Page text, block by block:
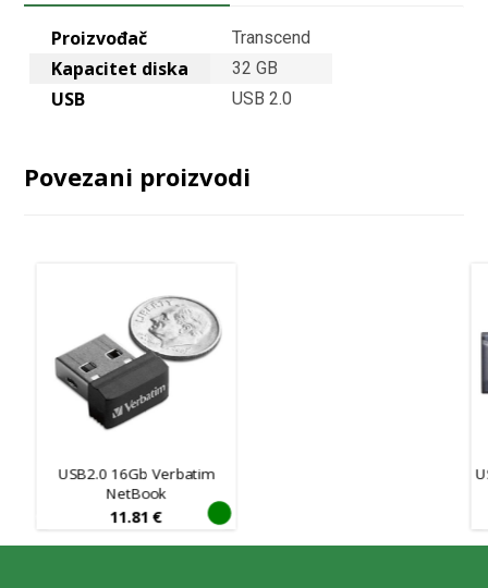
Proizvođač Transcend
Kapacitet diska 32 GB
USB USB 2.0
Povezani proizvodi
USB2.0 16Gb Verbatim
NetBook
11.81€